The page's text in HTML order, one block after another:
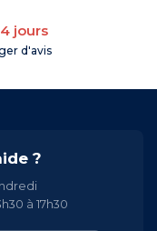
jours
d'avis
?
à 17h30